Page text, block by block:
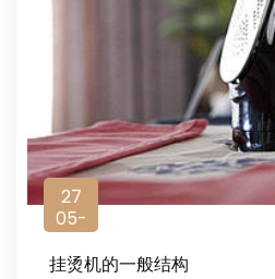
27
05-
2022
挂烫机的一般结构